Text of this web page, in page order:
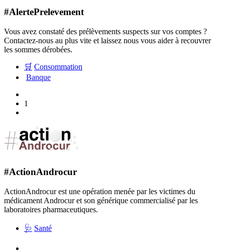
#AlertePrelevement
Vous avez constaté des prélèvements suspects sur vos comptes ?
Contactez-nous au plus vite et laissez nous vous aider à recouvrer
les sommes dérobées.
🛒 Consommation
Banque
1
#ActionAndrocur
ActionAndrocur est une opération menée par les victimes du
médicament Androcur et son générique commercialisé par les
laboratoires pharmaceutiques.
🩺 Santé